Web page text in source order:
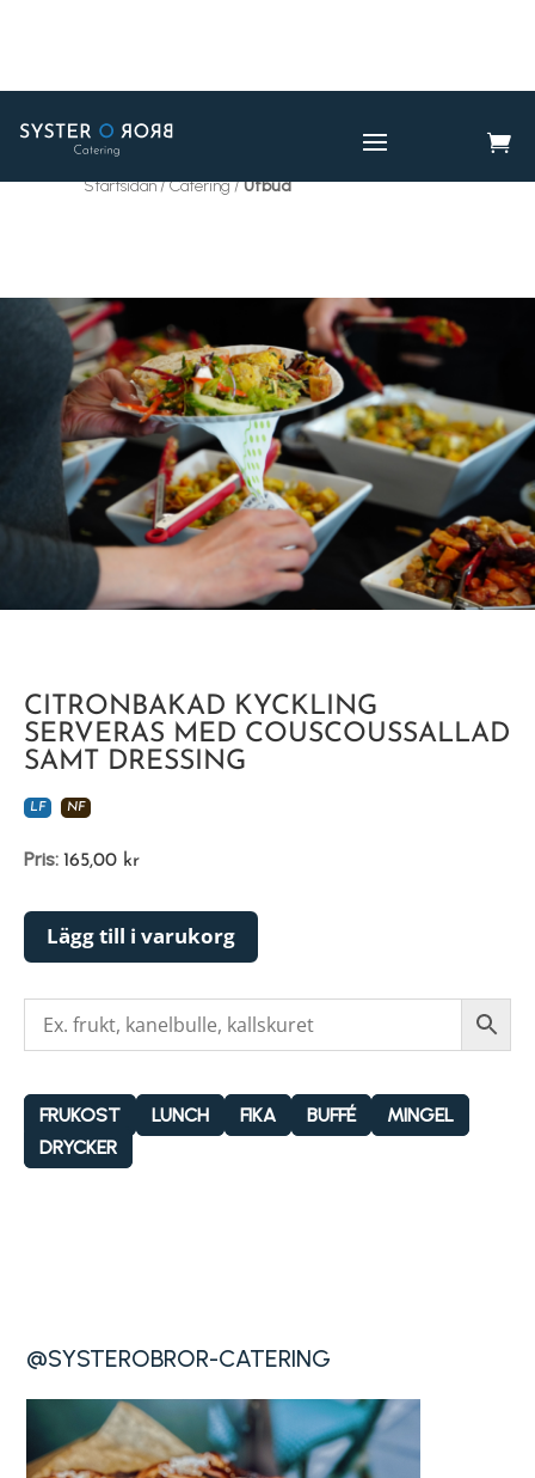

CATERING UTBUD
Startsidan / Catering /Utbud
CITRONBAKAD KYCKLING
SERVERAS MED COUSCOUSSALLAD
SAMT DRESSING
LF NF
Pris: 165,00 kr
Lägg till i varukorg
FRUKOST LUNCH FIKA BUFFÉ
MINGEL
DRYCKER
@SYSTEROBROR-CATERING